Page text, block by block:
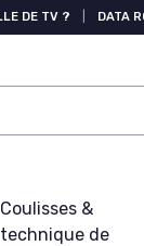
DE TV ? DATA
Coulisses &
technique de